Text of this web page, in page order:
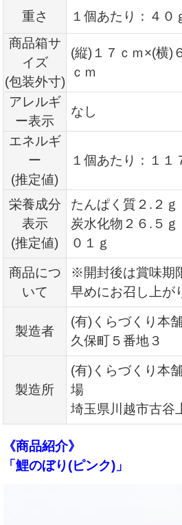
重さ
１個あたり：４０
商品箱サ
イズ
(包装外寸)
(縦)１７ｃｍ×(横)
ｃｍ
アレルギ
ー表示
なし
エネルギ
ー
(推定値)
１個あたり：１１
栄養成分
表示
(推定値)
たんぱく質２.２
炭水化物２６.５
０１ｇ
商品につ
いて
※開封後は賞味期
早めにお召し上が
製造者
(有)くらづくり本
久保町５番地３
製造所
(有)くらづくり本
場
埼玉県川越市古谷
《商品紹介》
「鯉のぼり(ピンク)」